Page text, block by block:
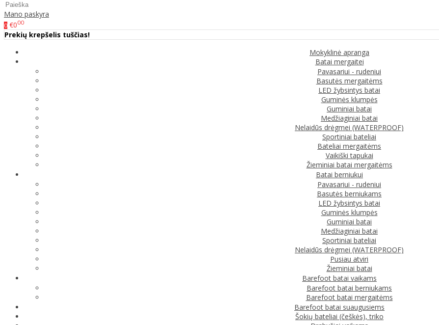
Mano paskyra
0 €000
Prekių krepšelis tuščias!
Mokyklinė apranga
Batai mergaitei
Pavasariui - rudeniui
Basutės mergaitėms
LED žybsintys batai
Guminės klumpės
Guminiai batai
Medžiaginiai batai
Nelaidūs drėgmei (WATERPROOF)
Sportiniai bateliai
Bateliai mergaitėms
Vaikiški tapukai
Žieminiai batai mergaitėms
Batai berniukui
Pavasariui - rudeniui
Basutės berniukams
LED žybsintys batai
Guminės klumpės
Guminiai batai
Medžiaginiai batai
Sportiniai bateliai
Nelaidūs drėgmei (WATERPROOF)
Pusiau atviri
Žieminiai batai
Barefoot batai vaikams
Barefoot batai berniukams
Barefoot batai mergaitėms
Barefoot batai suaugusiems
Šokių bateliai (češkės), triko